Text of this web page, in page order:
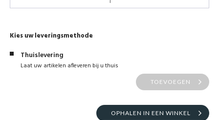
Kies uw leveringsmethode
Thuislevering
Laat uw artikelen afleveren bij u thuis
TOEVOEGEN
OPHALEN IN EEN WINKEL